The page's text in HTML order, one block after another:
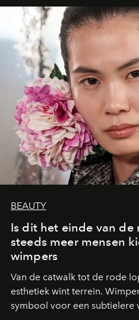
moment van verwondering.
BEAUTY
Is dit het einde van de
steeds meer mensen
wimpers
Van de catwalk tot de rode
esthetiek wint terrein.
symbool voor een subtielere